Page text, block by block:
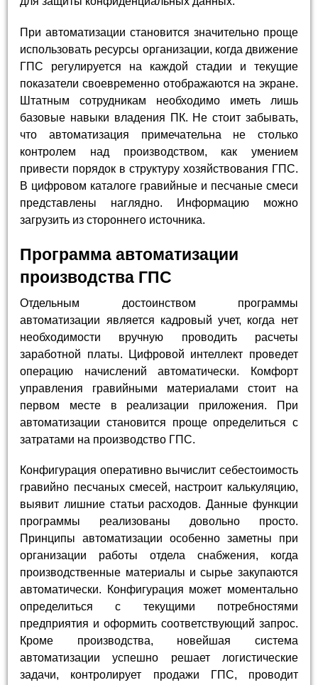
При автоматизации становится значительно проще
использовать ресурсы организации, когда движение
ГПС регулируется на каждой стадии и текущие
показатели своевременно отображаются на экране.
Штатным сотрудникам необходимо иметь лишь
базовые навыки владения ПК. Не стоит забывать,
что автоматизация примечательна не столько
контролем над производством, как умением
привести порядок в структуру хозяйствования ГПС.
В цифровом каталоге гравийные и песчаные смеси
представлены наглядно. Информацию можно
загрузить из стороннего источника.
Программа автоматизации
производства ГПС
Отдельным достоинством программы
автоматизации является кадровый учет, когда нет
необходимости вручную проводить расчеты
заработной платы. Цифровой интеллект проведет
операцию начислений автоматически. Комфорт
управления гравийными материалами стоит на
первом месте в реализации приложения. При
автоматизации становится проще определиться с
затратами на производство ГПС.
Конфигурация оперативно вычислит себестоимость
гравийно песчаных смесей, настроит калькуляцию,
выявит лишние статьи расходов. Данные функции
программы реализованы довольно просто.
Принципы автоматизации особенно заметны при
организации работы отдела снабжения, когда
производственные материалы и сырье закупаются
автоматически. Конфигурация может моментально
определиться с текущими потребностями
предприятия и оформить соответствующий запрос.
Кроме производства, новейшая система
автоматизации успешно решает логистические
задачи, контролирует продажи ГПС, проводит